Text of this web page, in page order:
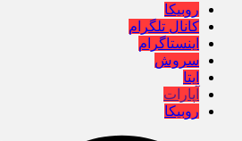
روبیکا
کانال تلگرام
اینستاگرام
سروش
ایتا
آپارات
روبیکا